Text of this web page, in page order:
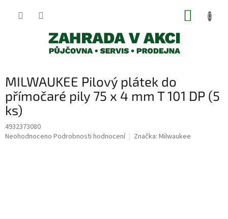
MILWAUKEE Pilový plátek do
přímočaré pily 75 x 4 mm T 101 DP (5
ks)
4932373080
Průměrné
Neohodnoceno Podrobnosti hodnocení Značka: Milwaukee